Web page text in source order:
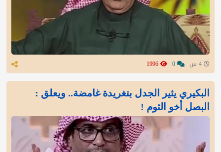
البكيري يثير الجدل بتغريدة غامضة.. ويعلق :
البصل أخو الثوم !